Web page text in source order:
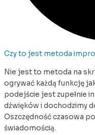
Czy to jest metoda
Nie jest to metoda na
ogrywać każdą funkcję
podejście jest zupełnie
dźwięków i dochodzimy
Oszczędność czasowa
świadomością.